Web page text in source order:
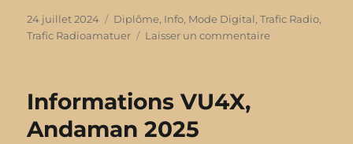
Publié
le
24 juillet 2024 Catégories
Diplôme, Info, Mode Digital,Trafic Radio,
Trafic Radioamatuer
Laisser un commentaire
Informations VU4X,
Andaman 2025